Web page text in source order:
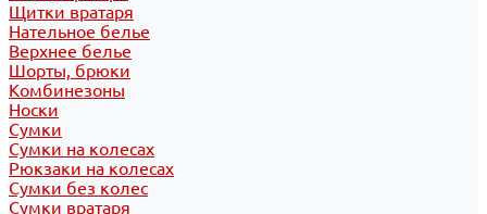
Щитки вратаря
Нательное белье
Верхнее белье
Шорты, брюки
Комбинезоны
Носки
Сумки
Сумки на колесах
Рюкзаки на колесах
Сумки без колес
Сумки вратаря